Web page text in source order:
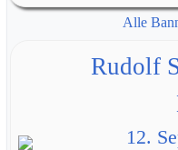
Alle
Rudolf
12.